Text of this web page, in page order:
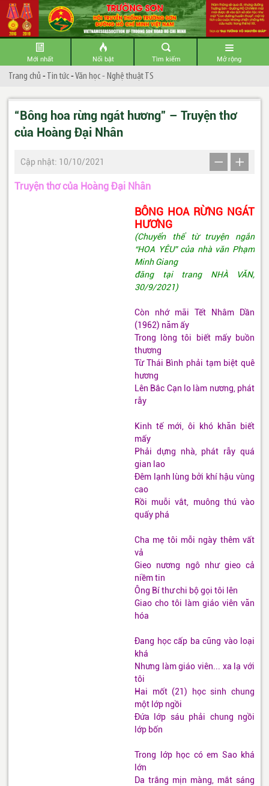
Mới nhất Nổi bật Tìm kiếm Mở rộng
Trang chủ -Tin tức-Văn học - Nghệ thuật TS
“Bông hoa rừng ngát hương” – Truyện thơ
của Hoàng Đại Nhân
Cập nhật: 10/10/2021
Truyện thơ của Hoàng Đại Nhân
BÔNG HOA RỪNG NGÁT
HƯƠNG
(Chuyển thể từ truyện ngắn
“HOA YÊU” của nhà văn Phạm
Minh Giang
đăng tại trang NHÀ VĂN,
30/9/2021)
Còn nhớ mãi Tết Nhâm Dần
(1962) năm ấy
Trong lòng tôi biết mấy buồn
thương
Từ Thái Bình phải tạm biệt quê
hương
Lên Bắc Cạn lo làm nương, phát
rẫy
Kinh tế mới, ôi khó khăn biết
mấy
Phải dựng nhà, phát rẫy quá
gian lao
Đêm lạnh lùng bởi khí hậu vùng
cao
Rồi muỗi vắt, muông thú vào
quấy phá
Cha mẹ tôi mỗi ngày thêm vất
vả
Gieo nương ngô như gieo cả
niềm tin
Ông Bí thư chi bộ gọi tôi lên
Giao cho tôi làm giáo viên văn
hóa
Đang học cấp ba cũng vào loại
khá
Nhưng làm giáo viên... xa lạ với
tôi
Hai mốt (21) học sinh chung
một lớp ngồi
Đứa lớp sáu phải chung ngồi
lớp bốn
Trong lớp học có em Sao khá
lớn
Da trắng mịn màng, mắt sáng